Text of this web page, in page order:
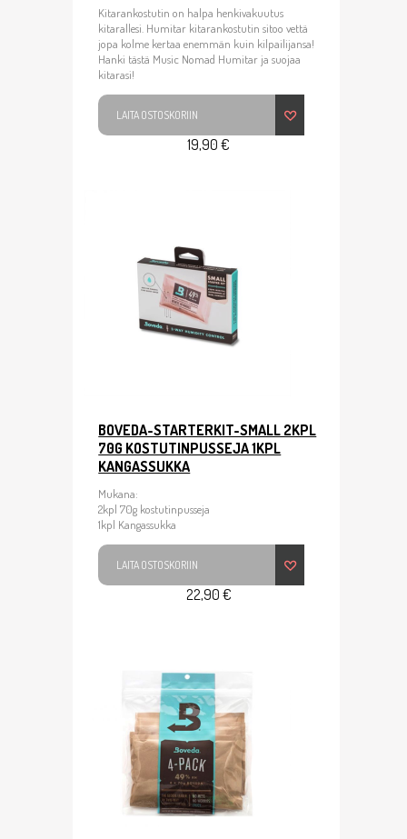
Kitarankostutin on halpa henkivakuutus
kitarallesi. Humitar kitarankostutin sitoo vettä
jopa kolme kertaa enemmän kuin kilpailijansa!
Hanki tästä Music Nomad Humitar ja suojaa
kitarasi!
LAITA OSTOSKORIIN
19,90 €
BOVEDA-STARTERKIT-SMALL 2KPL
70G KOSTUTINPUSSEJA 1KPL
KANGASSUKKA
Mukana:
2kpl 70g kostutinpusseja
1kpl Kangassukka
LAITA OSTOSKORIIN
22,90 €